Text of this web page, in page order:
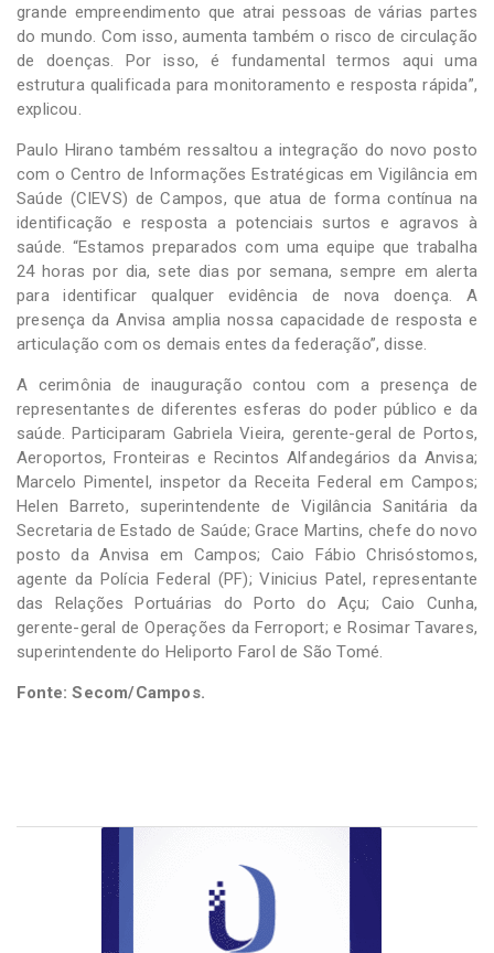
grande empreendimento que atrai pessoas de várias partes
do mundo. Com isso, aumenta também o risco de circulação
de doenças. Por isso, é fundamental termos aqui uma
estrutura qualificada para monitoramento e resposta rápida”,
explicou.
Paulo Hirano também ressaltou a integração do novo posto
com o Centro de Informações Estratégicas em Vigilância em
Saúde (CIEVS) de Campos, que atua de forma contínua na
identificação e resposta a potenciais surtos e agravos à
saúde. “Estamos preparados com uma equipe que trabalha
24 horas por dia, sete dias por semana, sempre em alerta
para identificar qualquer evidência de nova doença. A
presença da Anvisa amplia nossa capacidade de resposta e
articulação com os demais entes da federação”, disse.
A cerimônia de inauguração contou com a presença de
representantes de diferentes esferas do poder público e da
saúde. Participaram Gabriela Vieira, gerente-geral de Portos,
Aeroportos, Fronteiras e Recintos Alfandegários da Anvisa;
Marcelo Pimentel, inspetor da Receita Federal em Campos;
Helen Barreto, superintendente de Vigilância Sanitária da
Secretaria de Estado de Saúde; Grace Martins, chefe do novo
posto da Anvisa em Campos; Caio Fábio Chrisóstomos,
agente da Polícia Federal (PF); Vinicius Patel, representante
das Relações Portuárias do Porto do Açu; Caio Cunha,
gerente-geral de Operações da Ferroport; e Rosimar Tavares,
superintendente do Heliporto Farol de São Tomé.
Fonte: Secom/Campos.